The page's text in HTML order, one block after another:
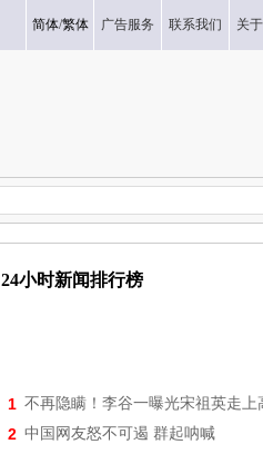
简体/繁体 广告服务 联系我们 关
24小时新闻排行榜
1 不再隐瞒！李谷一曝光宋祖英走上
2 中国网友怒不可遏 群起呐喊